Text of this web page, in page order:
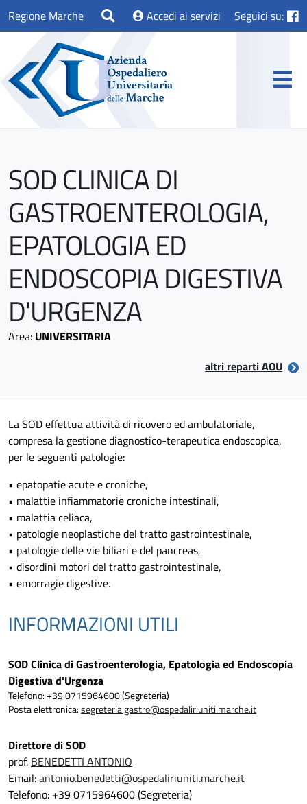
Regione Marche Accedi ai servizi Seguici su:
SOD CLINICA DI
GASTROENTEROLOGIA,
EPATOLOGIA ED
ENDOSCOPIA DIGESTIVA
D'URGENZA
Area: UNIVERSITARIA
altri reparti AOU
La SOD effettua attività di ricovero ed ambulatoriale,
compresa la gestione diagnostico-terapeutica endoscopica,
per le seguenti patologie:
• epatopatie acute e croniche,
• malattie infiammatorie croniche intestinali,
• malattia celiaca,
• patologie neoplastiche del tratto gastrointestinale,
• patologie delle vie biliari e del pancreas,
• disordini motori del tratto gastrointestinale,
• emorragie digestive.
INFORMAZIONI UTILI
SOD Clinica di Gastroenterologia, Epatologia ed Endoscopia
Digestiva d'Urgenza
Telefono: +39 0715964600 (Segreteria)
Posta elettronica:segreteria.gastro@ospedaliriuniti.marche.it
Direttore di SOD
prof. BENEDETTI ANTONIO
Email:antonio.benedetti@ospedaliriuniti.marche.it
Telefono: +39 0715964600 (Segreteria)